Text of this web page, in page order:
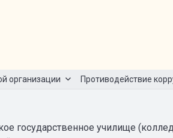
организации Противодействие
государственное училище